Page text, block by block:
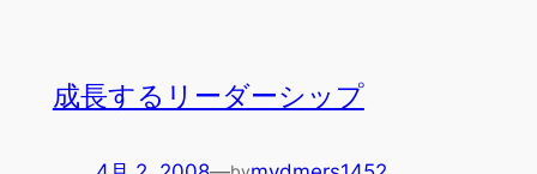
成長するリーダーシップ